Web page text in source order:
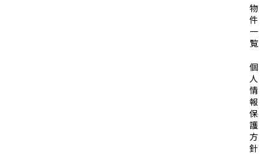
物
件
一
覧
個
人
情
報
保
護
方
針